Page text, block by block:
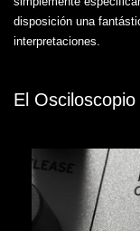
disposición una
interpretaciones.
El